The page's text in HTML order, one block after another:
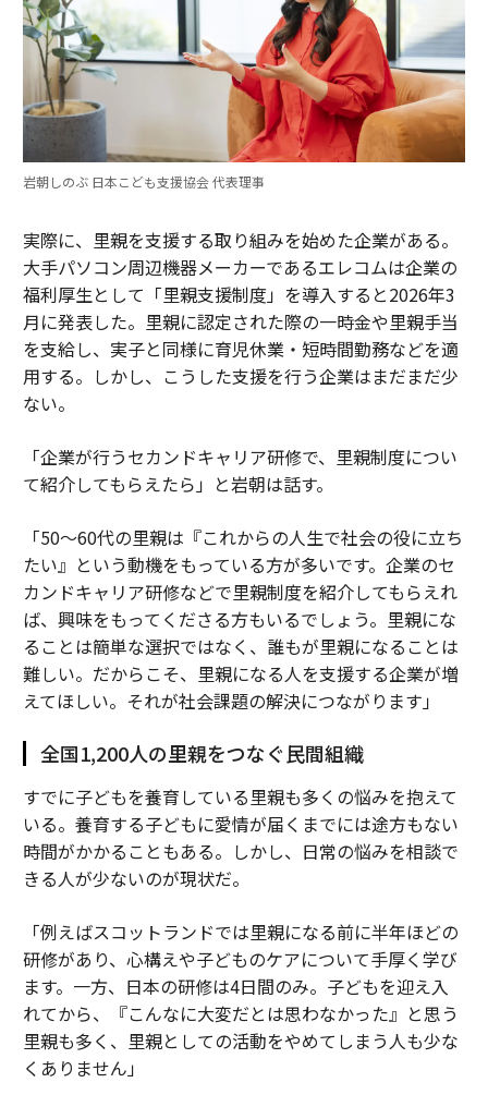
岩朝しのぶ 日本こども支援協会 代表理事
実際に、里親を支援する取り組みを始めた企業がある。
大手パソコン周辺機器メーカーであるエレコムは企業の
福利厚生として「里親支援制度」を導入すると2026年3
月に発表した。里親に認定された際の一時金や里親手当
を支給し、実子と同様に育児休業・短時間勤務などを適
用する。しかし、こうした支援を行う企業はまだまだ少
ない。
「企業が行うセカンドキャリア研修で、里親制度につい
て紹介してもらえたら」と岩朝は話す。
「50～60代の里親は『これからの人生で社会の役に立ち
たい』という動機をもっている方が多いです。企業のセ
カンドキャリア研修などで里親制度を紹介してもらえれ
ば、興味をもってくださる方もいるでしょう。里親にな
ることは簡単な選択ではなく、誰もが里親になることは
難しい。だからこそ、里親になる人を支援する企業が増
えてほしい。それが社会課題の解決につながります」
全国1,200人の里親をつなぐ民間組織
すでに子どもを養育している里親も多くの悩みを抱えて
いる。養育する子どもに愛情が届くまでには途方もない
時間がかかることもある。しかし、日常の悩みを相談で
きる人が少ないのが現状だ。
「例えばスコットランドでは里親になる前に半年ほどの
研修があり、心構えや子どものケアについて手厚く学び
ます。一方、日本の研修は4日間のみ。子どもを迎え入
れてから、『こんなに大変だとは思わなかった』と思う
里親も多く、里親としての活動をやめてしまう人も少な
くありません」